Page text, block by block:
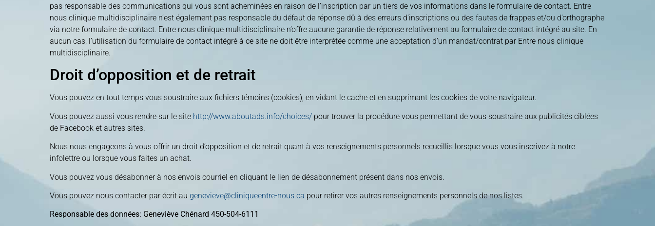
pas responsable des communications qui vous sont acheminées en raison de l’inscription par un tiers de vos informations dans le formulaire de contact. Entre
nous clinique multidisciplinaire n’est également pas responsable du défaut de réponse dû à des erreurs d’inscriptions ou des fautes de frappes et/ou d’orthographe
via notre formulaire de contact. Entre nous clinique multidisciplinaire n’offre aucune garantie de réponse relativement au formulaire de contact intégré au site. En
aucun cas, l’utilisation du formulaire de contact intégré à ce site ne doit être interprétée comme une acceptation d’un mandat/contrat par Entre nous clinique
multidisciplinaire.
Droit d’opposition et de retrait
Vous pouvez en tout temps vous soustraire aux fichiers témoins (cookies), en vidant le cache et en supprimant les cookies de votre navigateur.
Vous pouvez aussi vous rendre sur le site http://www.aboutads.info/choices/ pour trouver la procédure vous permettant de vous soustraire aux publicités ciblées
de Facebook et autres sites.
Nous nous engageons à vous offrir un droit d’opposition et de retrait quant à vos renseignements personnels recueillis lorsque vous vous inscrivez à notre
infolettre ou lorsque vous faites un achat.
Vous pouvez vous désabonner à nos envois courriel en cliquant le lien de désabonnement présent dans nos envois.
Vous pouvez nous contacter par écrit au genevieve@cliniqueentre-nous.ca pour retirer vos autres renseignements personnels de nos listes.
Responsable des données: Geneviève Chénard 450-504-6111